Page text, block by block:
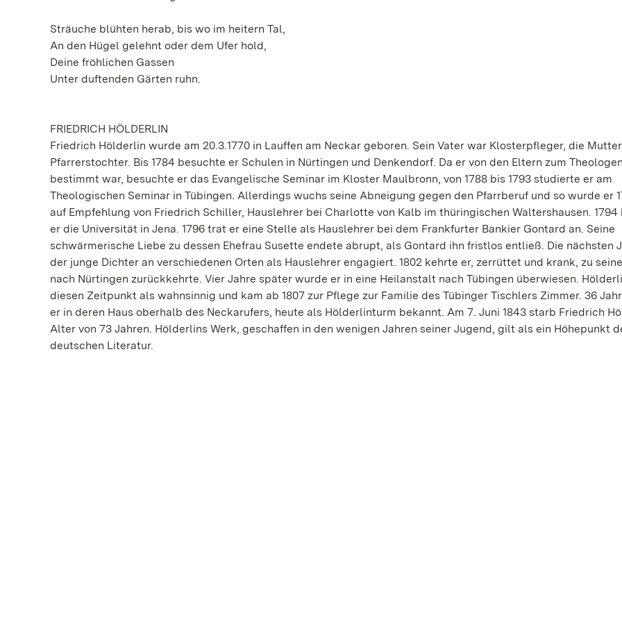
Sträuche blühten herab, bis wo im heitern Tal,
An den Hügel gelehnt oder dem Ufer hold,
Deine fröhlichen Gassen
Unter duftenden Gärten ruhn.
FRIEDRICH HÖLDERLIN
Friedrich Hölderlin wurde am 20.3.1770 in Lauffen am Neckar geboren. Sein Vater war Klosterpfleger, die Mutter
Pfarrerstochter. Bis 1784 besuchte er Schulen in Nürtingen und Denkendorf. Da er von den Eltern zum Theologen
bestimmt war, besuchte er das Evangelische Seminar im Kloster Maulbronn, von 1788 bis 1793 studierte er am
Theologischen Seminar in Tübingen. Allerdings wuchs seine Abneigung gegen den Pfarrberuf und so wurde er
auf Empfehlung von Friedrich Schiller, Hauslehrer bei Charlotte von Kalb im thüringischen Waltershausen. 1794
er die Universität in Jena. 1796 trat er eine Stelle als Hauslehrer bei dem Frankfurter Bankier Gontard an. Seine
schwärmerische Liebe zu dessen Ehefrau Susette endete abrupt, als Gontard ihn fristlos entließ. Die nächsten
der junge Dichter an verschiedenen Orten als Hauslehrer engagiert. 1802 kehrte er, zerrüttet und krank, zu
nach Nürtingen zurückkehrte. Vier Jahre später wurde er in eine Heilanstalt nach Tübingen überwiesen.
diesen Zeitpunkt als wahnsinnig und kam ab 1807 zur Pflege zur Familie des Tübinger Tischlers Zimmer. 36
er in deren Haus oberhalb des Neckarufers, heute als Hölderlinturm bekannt. Am 7. Juni 1843 starb Friedrich
Alter von 73 Jahren. Hölderlins Werk, geschaffen in den wenigen Jahren seiner Jugend, gilt als ein Höhepunkt
deutschen Literatur.